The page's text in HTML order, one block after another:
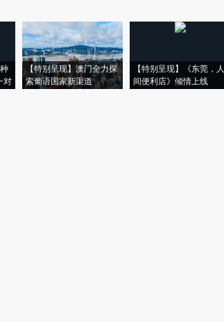
对
【特别呈现】澳门全力探
索葡语国家新渠道
【特别呈现】《东莞，人
间便利店》倾情上线